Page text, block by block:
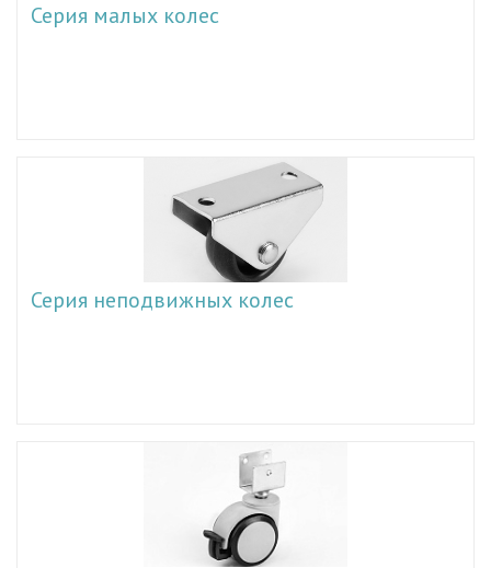
Серия малых колес
Серия неподвижных колес